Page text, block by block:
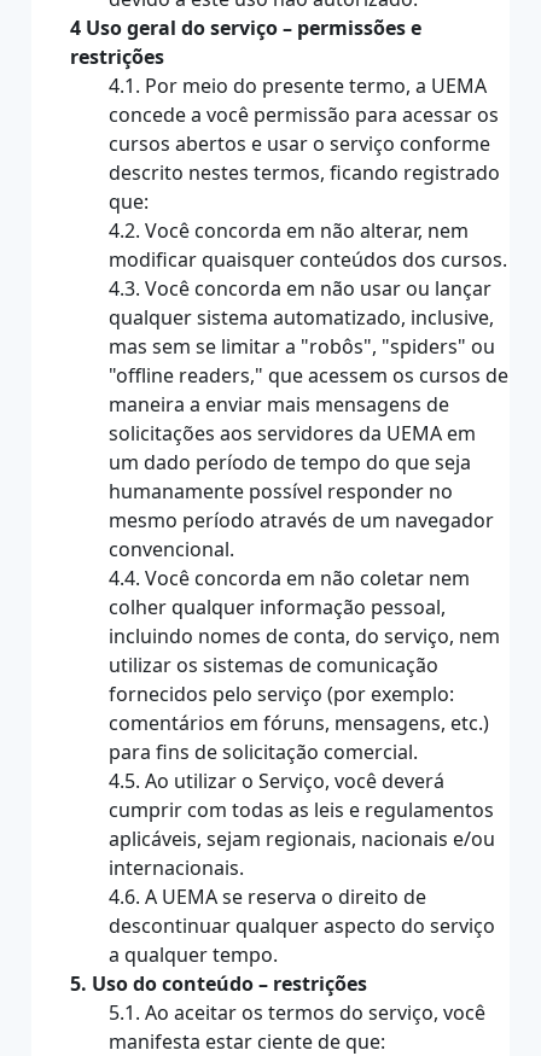
4 Uso geral do serviço – permissões e
restrições
4.1. Por meio do presente termo, a UEMA
concede a você permissão para acessar os
cursos abertos e usar o serviço conforme
descrito nestes termos, ficando registrado
que:
4.2. Você concorda em não alterar, nem
modificar quaisquer conteúdos dos cursos.
4.3. Você concorda em não usar ou lançar
qualquer sistema automatizado, inclusive,
mas sem se limitar a "robôs", "spiders" ou
"offline readers," que acessem os cursos de
maneira a enviar mais mensagens de
solicitações aos servidores da UEMA em
um dado período de tempo do que seja
humanamente possível responder no
mesmo período através de um navegador
convencional.
4.4. Você concorda em não coletar nem
colher qualquer informação pessoal,
incluindo nomes de conta, do serviço, nem
utilizar os sistemas de comunicação
fornecidos pelo serviço (por exemplo:
comentários em fóruns, mensagens, etc.)
para fins de solicitação comercial.
4.5. Ao utilizar o Serviço, você deverá
cumprir com todas as leis e regulamentos
aplicáveis, sejam regionais, nacionais e/ou
internacionais.
4.6. A UEMA se reserva o direito de
descontinuar qualquer aspecto do serviço
a qualquer tempo.
5. Uso do conteúdo – restrições
5.1. Ao aceitar os termos do serviço, você
manifesta estar ciente de que: